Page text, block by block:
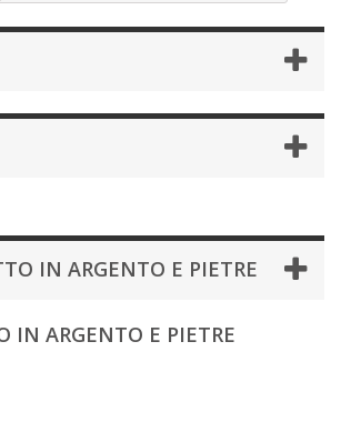
IN ARGENTO E PIETRE
IN ARGENTO E PIETRE